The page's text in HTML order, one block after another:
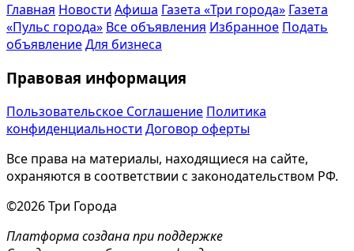
Главная Новости Афиша Газета «Три города» Газета
«Пульс города» Все объявления Избранное Подать
объявлениеДля бизнеса
Правовая информация
Пользовательское Соглашение Политика
конфиденциальности Договор оферты
Все права на материалы, находящиеся на сайте,
охраняются в соответствии с законодательством РФ.
©2026 Три Города
Платформа создана при поддержке